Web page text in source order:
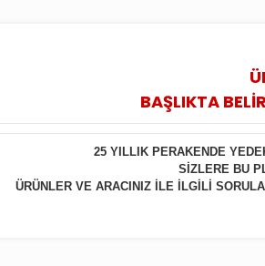
BAŞLIKTA
25 YILLIK PERAKENDE
SİZLERE BU
ÜRÜNLER VE ARACINIZ İLE İLGİLİ